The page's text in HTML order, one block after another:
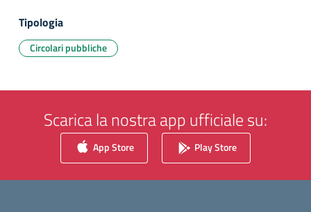
Tipologia
Circolari pubbliche
Scarica la nostra app ufficiale su:
App Store Play Store